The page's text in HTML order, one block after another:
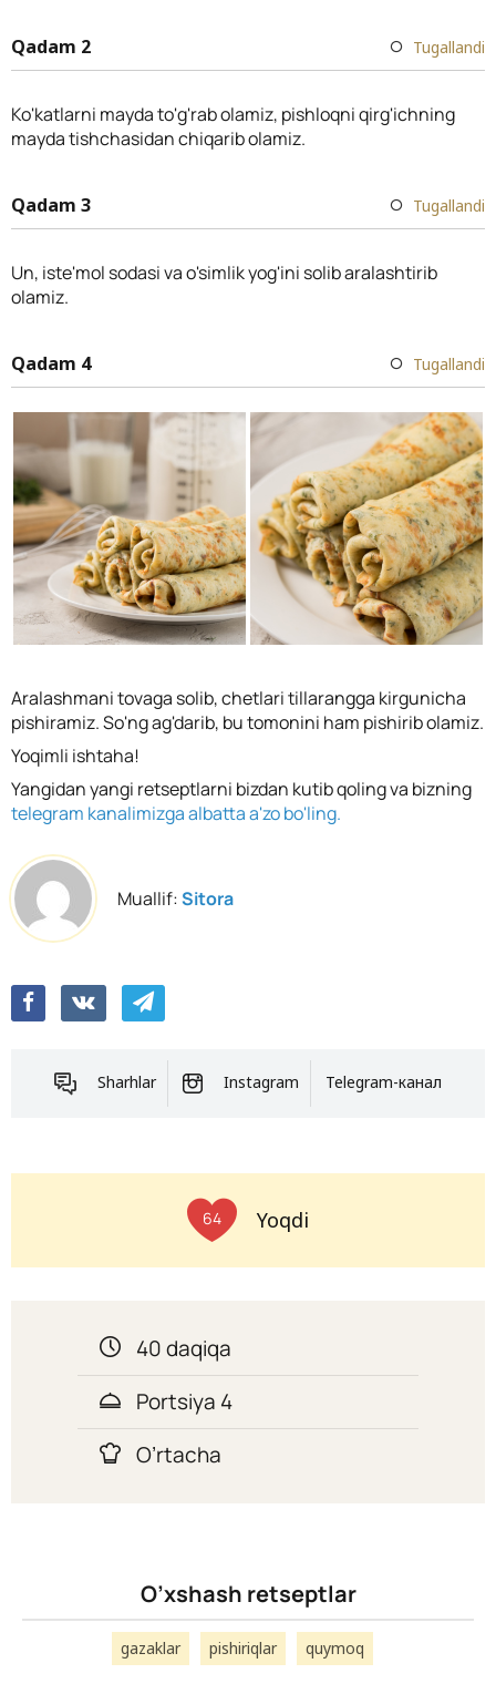
Qadam 2 Tugallandi
Ko'katlarni mayda to'g'rab olamiz, pishloqni qirg'ichning
mayda tishchasidan chiqarib olamiz.
Qadam 3 Tugallandi
Un, iste'mol sodasi va o'simlik yog'ini solib aralashtirib
olamiz.
Qadam 4 Tugallandi
Aralashmani tovaga solib, chetlari tillarangga kirgunicha
pishiramiz. So'ng ag'darib, bu tomonini ham pishirib olamiz.
Yoqimli ishtaha!
Yangidan yangi retseptlarni bizdan kutib qoling va bizning
telegram kanalimizga albatta a'zo bo'ling.
Muallif:Sitora
Sharhlar Instagram Telegram-канал
64 Yoqdi
40 daqiqa
Portsiya 4
O’rtacha
O’xshash retseptlar
gazaklar pishiriqlar quymoq